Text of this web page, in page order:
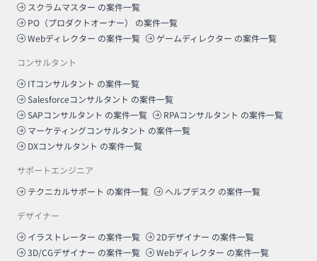
スクラムマスター の案件一覧
PO（プロダクトオーナー）
の案件一覧
Webディレクター の案件一覧 ゲームディレクター の案件一覧
コンサルタント
ITコンサルタント の案件一覧
Salesforceコンサルタント の案件一覧
SAPコンサルタント の案件一覧 RPAコンサルタント の案件一覧
マーケティングコンサルタント の案件一覧
DXコンサルタント の案件一覧
サポートエンジニア
テクニカルサポート の案件一覧 ヘルプデスク の案件一覧
デザイナー
イラストレーター の案件一覧 2Dデザイナー の案件一覧
3D/CGデザイナー の案件一覧 Webディレクター の案件一覧